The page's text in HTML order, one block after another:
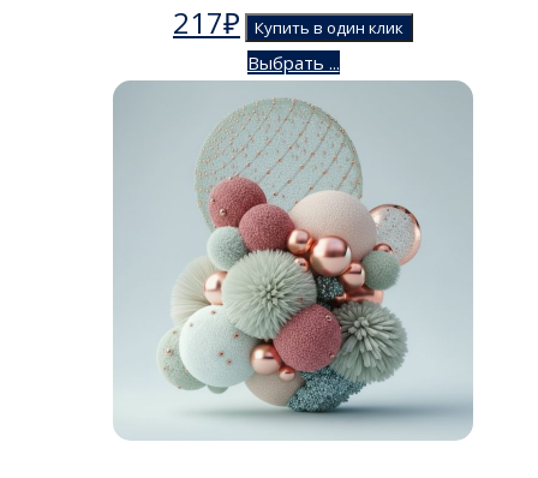
217₽ Купить в один клик
Выбрать ...